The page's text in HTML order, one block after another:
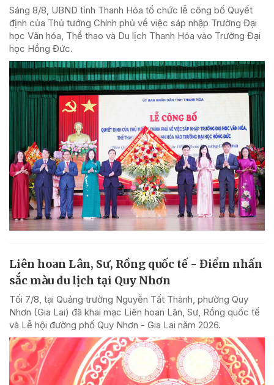
Sáng 8/8, UBND tỉnh Thanh Hóa tổ chức lễ công bố Quyết
định của Thủ tướng Chính phủ về việc sáp nhập Trường Đại
học Văn hóa, Thể thao và Du lịch Thanh Hóa vào Trường Đại
học Hồng Đức.
Liên hoan Lân, Sư, Rồng quốc tế - Điểm nhấn
sắc màu du lịch tại Quy Nhơn
Tối 7/8, tại Quảng trường Nguyễn Tất Thành, phường Quy
Nhơn (Gia Lai) đã khai mạc Liên hoan Lân, Sư, Rồng quốc tế
và Lễ hội đường phố Quy Nhơn - Gia Lai năm 2026.